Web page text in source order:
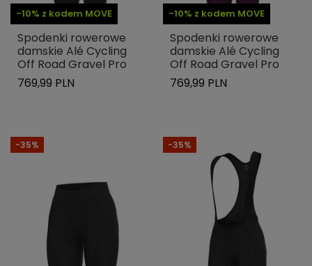
-10% z kodem MOVE
Spodenki rowerowe
damskie Alé Cycling
Off Road Gravel Pro
769,99 PLN
-10% z kodem MOVE
Spodenki rowerowe
damskie Alé Cycling
Off Road Gravel Pro
769,99 PLN
-35% -35%